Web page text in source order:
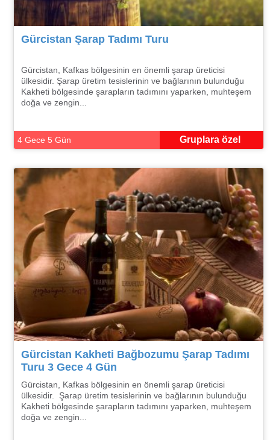
Gürcistan Şarap Tadımı Turu
Gürcistan, Kafkas bölgesinin en önemli şarap üreticisi
ülkesidir. Şarap üretim tesislerinin ve bağlarının bulunduğu
Kakheti bölgesinde şarapların tadımını yaparken, muhteşem
doğa ve zengin...
4 Gece 5 Gün Gruplara özel
Gürcistan Kakheti Bağbozumu Şarap Tadımı
Turu 3 Gece 4 Gün
Gürcistan, Kafkas bölgesinin en önemli şarap üreticisi
ülkesidir. Şarap üretim tesislerinin ve bağlarının bulunduğu
Kakheti bölgesinde şarapların tadımını yaparken, muhteşem
doğa ve zengin...